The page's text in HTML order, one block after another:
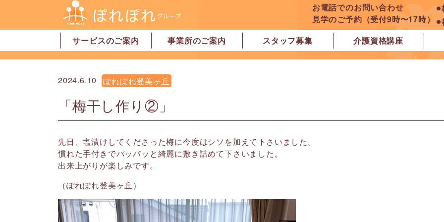
お電話でのお問い合わせ
見学のご予約（受付9時〜17時）
サービスのご案内
居宅介護支援
訪問介護
訪問看護
デイサービス
グループホーム
地域密着型特別養護老人ホーム
ショートステイ
有料老人ホーム
サービス付高齢者向け住宅
家事代行サービス
「認可」小規模保育園
事業所のご案内
事業所一覧・奈良市
ぽれぽれ学園前レジデンス
ぽれぽれ登美ヶ丘
ぽれぽれ四条大路
ぽれぽれ東登美ヶ丘
ぽれぽれケアセンター青山
事業所一覧・橿原市 ぽれぽれ中和
ぽれぽれ橿原在宅支援相談センター
ぽれぽれケアセンター 白橿
ぽれぽれ白橿コンフォート
ぽれぽれ八木西スクエア
橿原市地域包括支援センター北エリア
スタッフ募集 介護資格講座
2024.6.10 ぽれぽれ登美ヶ丘
「梅干し作り②」
先日、塩漬けしてくださった梅に今度はシソを加えて下さいました。
慣れた手付きでパッパッと綺麗に敷き詰めて下さいました。
出来上がりが楽しみです。
（ぽれぽれ登美ヶ丘）